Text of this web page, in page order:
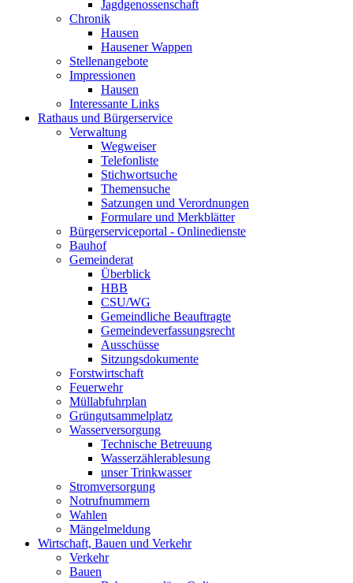
Jagdgenossenschaft
Chronik
Hausen
Hausener Wappen
Stellenangebote
Impressionen
Hausen
Interessante Links
Rathaus und Bürgerservice
Verwaltung
Wegweiser
Telefonliste
Stichwortsuche
Themensuche
Satzungen und Verordnungen
Formulare und Merkblätter
Bürgerserviceportal - Onlinedienste
Bauhof
Gemeinderat
Überblick
HBB
CSU/WG
Gemeindliche Beauftragte
Gemeindeverfassungsrecht
Ausschüsse
Sitzungsdokumente
Forstwirtschaft
Feuerwehr
Müllabfuhrplan
Grüngutsammelplatz
Wasserversorgung
Technische Betreuung
Wasserzählerablesung
unser Trinkwasser
Stromversorgung
Notrufnummern
Wahlen
Mängelmeldung
Wirtschaft, Bauen und Verkehr
Verkehr
Bauen